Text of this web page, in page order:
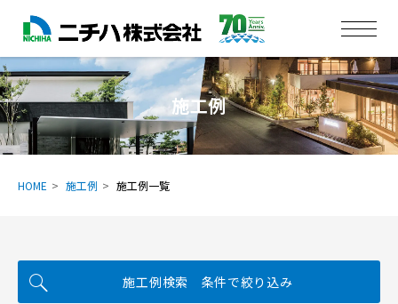
施工例
HOME 施工例 施工例一覧
施工例検索 条件で絞り込み